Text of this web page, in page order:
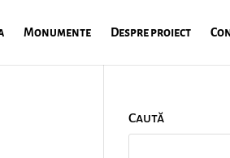
Monumente Despre proiect
Caută